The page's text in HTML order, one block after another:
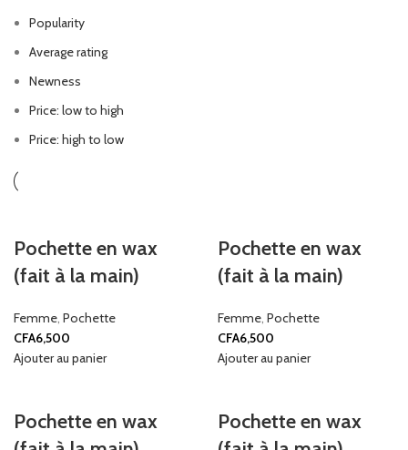
Popularity
Average rating
Newness
Price: low to high
Price: high to low
Pochette en wax
(fait à la main)
Femme Pochette
CFA6,500
Ajouter au panier
Pochette en wax
(fait à la main)
Femme Pochette
CFA6,500
Ajouter au panier
Pochette en wax
Pochette en wax